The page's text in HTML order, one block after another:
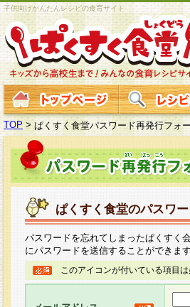
子供向けかんたんレシピの食育サイト
TOP > ぱくすく食堂パスワード再発行フォ
ぱくすく食堂のパスワ
パスワードを忘れてしまったぱくすく
にパスワードを送信することができます
このアイコンが付いている項目